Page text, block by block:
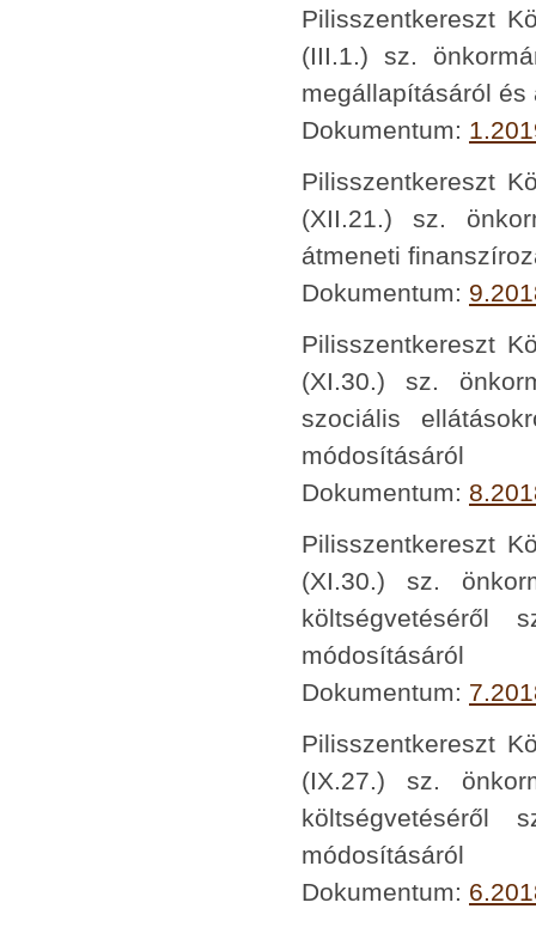
Pilisszentkereszt
(III.1.) sz.
megállapításáról
Dokumentum:
Pilisszentkereszt
(XII.21.) sz.
átmeneti
Dokumentum:
Pilisszentkereszt
(XI.30.) sz.
szociális
módosításáról
Dokumentum:
Pilisszentkereszt
(XI.30.) sz.
költségvetéséről
módosításáról
Dokumentum:
Pilisszentkereszt
(IX.27.) sz.
költségvetéséről
módosításáról
Dokumentum: